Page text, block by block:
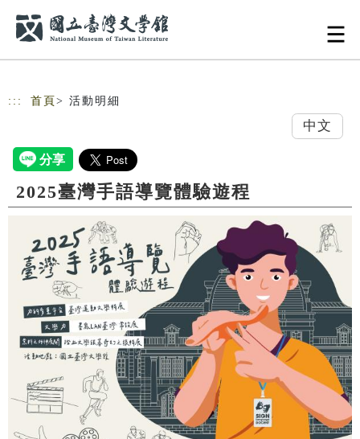
::: 首頁 > 活動明細
中文
2025臺灣手語導覽體驗遊程